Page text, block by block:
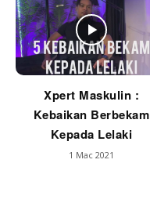
Xpert Maskulin :
Kebaikan Berbekam
Kepada Lelaki
1 Mac 2021